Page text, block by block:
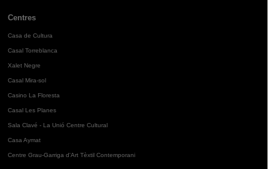
Centres
Casa de Cultura
Casal Torreblanca
Xalet Negre
Casal Mira-sol
Casino La Floresta
Casal Les Planes
Sala Clavé - La Unió Centre Cultural
Casa Aymat
Centre Grau-Garriga d'Art Tèxtil Contemporani